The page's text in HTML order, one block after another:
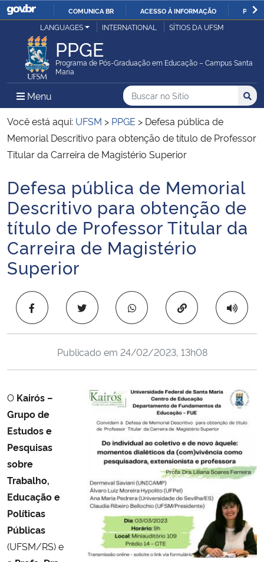
IR
O
COMUNICA BR ACESSO À INFORMAÇÃO
Ministério da Justiça e Segurança Pública
Ministério da Defesa
Ministério das Relações Exteriores
Ministério da Economia
Ministério da Infraestrutura
Ministério da Agricultura, Pecuária e Abastecimento
Ministério da Educação
Ministério da Cidadania
Ministério da Saúde
Ministério de Minas e Energia
Ministério da Ciência, Tecnologia, Inovações e Comunicações
Ministério do Meio Ambiente
Ministério do Turismo
Ministério do Desenvolvimento Regional
Controladoria-Geral da União
Ministério da Mulher, da Família e dos Direitos Humanos
LANGUAGES INTERNATIONAL SÍTIOS DA UFSM
PPGE
Programa de Pós-Graduação em Educação – Campus Santa
Maria
Menu Menu Principal do Sítio
Busca
Buscar no no Sítio
Busca:
Você está aqui: UFSM > PPGE > Defesa pública de
Memorial Descritivo para obtenção de título de Professor
Titular da Carreira de Magistério Superior
Início do conteúdo
Defesa pública de Memorial
Descritivo para obtenção de
título de Professor Titular da
Carreira de Magistério
Superior
Copiar para área
Publicado em 24/02/2023, 13h08
O Kairós –
Grupo de
Estudos e
Pesquisas
sobre
Trabalho,
Educação e
Políticas
Públicas
(UFSM/RS) e